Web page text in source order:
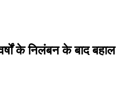
के निलंबन के बाद बहाल